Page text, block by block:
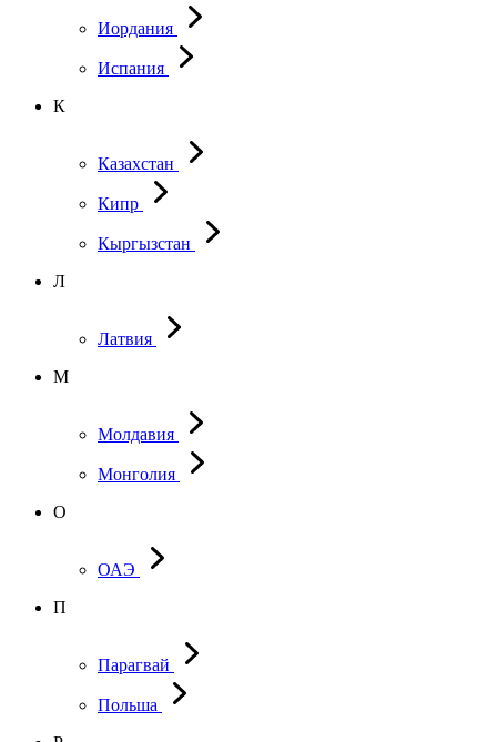
Иордания
Испания
К
Казахстан
Кипр
Кыргызстан
Л
Латвия
М
Молдавия
Монголия
О
ОАЭ
П
Парагвай
Польша